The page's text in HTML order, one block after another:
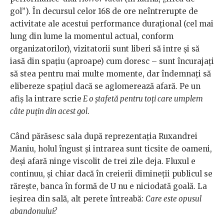
gol”). În decursul celor 168 de ore neîntrerupte de
activitate ale acestui performance durațional (cel mai
lung din lume la momentul actual, conform
organizatorilor), vizitatorii sunt liberi să intre și să
iasă din spațiu (aproape) cum doresc – sunt încurajați
să stea pentru mai multe momente, dar îndemnați să
elibereze spațiul dacă se aglomerează afară. Pe un
afiș la intrare scrie E o ștafetă pentru toți care umplem
câte puțin din acest gol.
Când părăsesc sala după reprezentația Ruxandrei
Maniu, holul îngust și intrarea sunt ticsite de oameni,
deși afară ninge viscolit de trei zile deja. Fluxul e
continuu, și chiar dacă în creierii dimineții publicul se
rărește, banca în formă de U nu e niciodată goală. La
ieșirea din sală, alt perete întreabă: Care este opusul
abandonului?